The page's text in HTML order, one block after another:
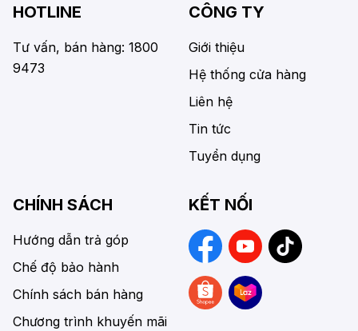
HOTLINE
Tư vấn, bán hàng: 1800
9473
CÔNG TY
Giới thiệu
Hệ thống cửa hàng
Liên hệ
Tin tức
Tuyển dụng
CHÍNH SÁCH
Hướng dẫn trả góp
Chế độ bảo hành
Chính sách bán hàng
Chương trình khuyến mãi
KẾT NỐI